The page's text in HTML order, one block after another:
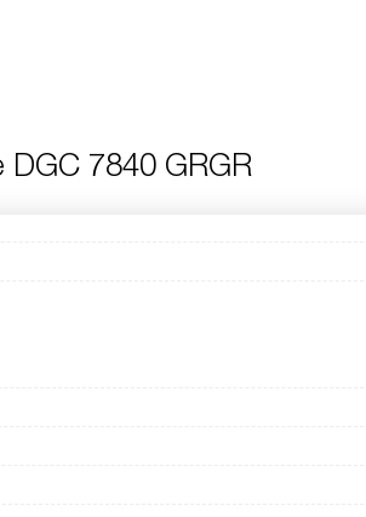
DGC 7840 GRGR